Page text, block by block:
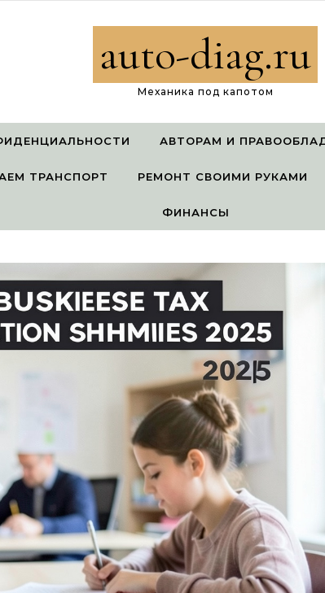
auto-diag.ru
Механика под капотом
АВТОРАМ И
ТРАНСПОРТ РЕМОНТ СВОИМИ РУКАМИ
ФИНАНСЫ